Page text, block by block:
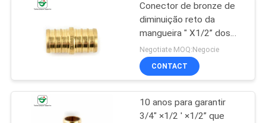
Mangueira de
bronze flexível
30
Conector de bronze de
diminuição reto da
mangueira " X1/2” dos
acoplamentos 1/2
Negotiate MOQ:Negocie
CONTACT
10 anos para garantir
3/4" ×1/2 ' ×1/2” que